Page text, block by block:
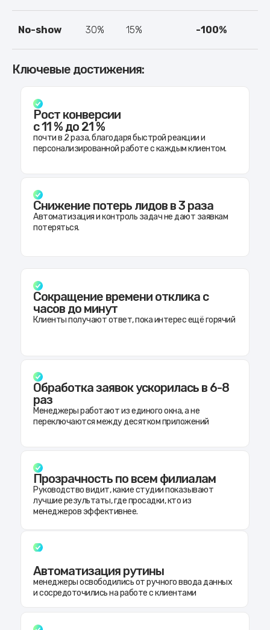
No-show 30% 15% -100%
Ключевые достижения:
Обработка заявок ускорилась в 6-8
раз
Менеджеры работают из единого окна, а не
переключаются между десятком приложений
Снижение потерь лидов в 3 раза
Автоматизация и контроль задач не дают заявкам
потеряться.
Сокращение времени отклика с
часов до минут
Клиенты получают ответ, пока интерес ещё горячий
Рост конверсии
с 11 % до 21 %
почти в 2 раза, благодаря быстрой реакции и
персонализированной работе с каждым клиентом.
Прозрачность по всем филиалам
Руководство видит, какие студии показывают
лучшие результаты, где просадки, кто из
менеджеров эффективнее.
Автоматизация рутины
менеджеры освободились от ручного ввода данных
и сосредоточились на работе с клиентами